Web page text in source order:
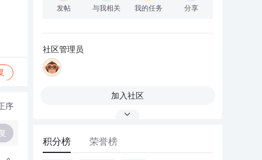
序
发帖 与我相关 我的任务 分享
社区管理员
加入社区
积分榜 荣誉榜